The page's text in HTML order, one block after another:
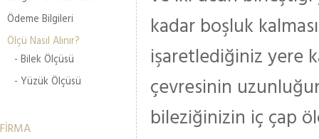
Ödeme Bilgileri
Ölçü Nasıl Alınır?
- Bilek Ölçüsü
- Yüzük Ölçüsü
FİRMA
kadar boşluk
işaretlediğiniz yere
çevresinin
bileziğinizin iç çap